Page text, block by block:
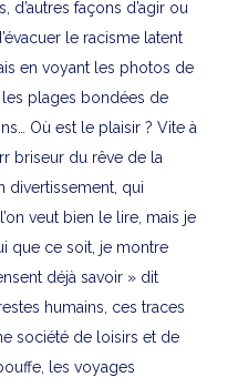
d’autres façons d’agir ou
le racisme latent
en voyant les photos de
les plages bondées de
Où est le plaisir ? Vite à
briseur du rêve de la
divertissement, qui
veut bien le lire, mais je
que ce soit, je montre
déjà savoir » dit
humains, ces traces
société de loisirs et de
les voyages